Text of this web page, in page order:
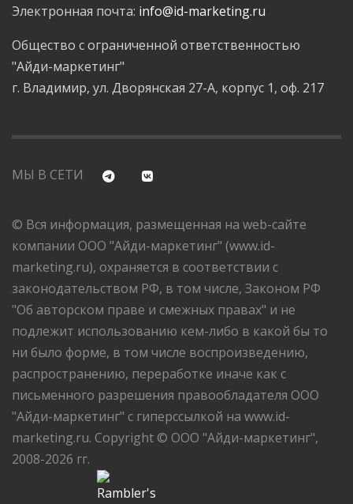
Электронная почта: info@id-marketing.ru
Общество с ограниченной ответственностью
"Айди-маркетинг"
г. Владимир, ул. Дворянская 27-А, корпус 1, оф. 217
МЫ В СЕТИ
© Вся информация, размещенная на web-сайте
компании ООО "Айди-маркетинг" (www.id-
marketing.ru), охраняется в соответствии с
законодательством РФ, в том числе, Законом РФ
"Об авторском праве и смежных правах" и не
подлежит использованию кем-либо в какой бы то
ни было форме, в том числе воспроизведению,
распространению, переработке иначе как с
письменного разрешения правообладателя ООО
"Айди-маркетинг" с гиперссылкой на www.id-
marketing.ru. Copyright © ООО "Айди-маркетинг",
2008-2026 гг.